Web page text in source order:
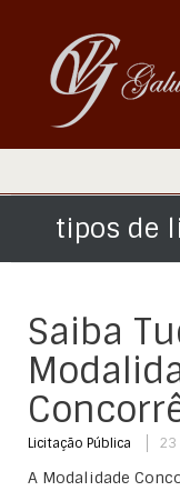
tipos de
Saiba
Licitação Pública 23
A Modalidade